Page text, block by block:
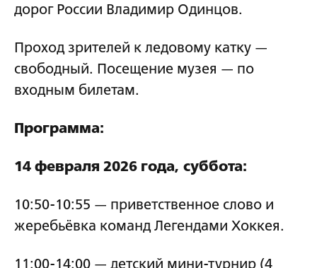
дорог России Владимир Одинцов.
Проход зрителей к ледовому катку —
свободный. Посещение музея — по
входным билетам.
Программа:
14 февраля 2026 года, суббота:
10:50-10:55 — приветственное слово и
жеребьёвка команд Легендами Хоккея.
11:00-14:00 — детский мини-турнир (4